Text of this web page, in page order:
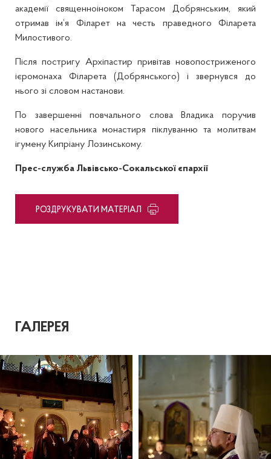
академії священноіноком Тарасом Добрянським, який
отримав ім’я Філарет на честь праведного Філарета
Милостивого.
Після постригу Архіпастир привітав новопостриженого
ієромонаха Філарета (Добрянського) і звернувся до
нього зі словом настанови.
По завершенні повчального слова Владика поручив
нового насельника монастиря піклуванню та молитвам
ігумену Кипріану Лозинському.
Прес-служба Львівсько-Сокальської єпархії
PОЗДРУКУВАТИ МАТЕРІАЛ
ГАЛЕРЕЯ